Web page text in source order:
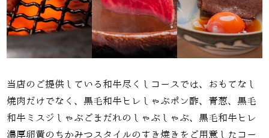
当店のご提供している和牛尽くしコースでは、おもてなし
焼肉だけでなく、黒毛和牛ヒレしゃぶポン酢、青葱、黒毛
和牛ミスジしゃぶごまだれのしゃぶしゃぶ、黒毛和牛ヒレ
濃厚卵黄のちかみつスタイルのすき焼きをご用意したコー